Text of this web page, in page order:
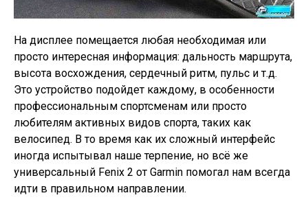
На дисплее помещается любая необходимая или
просто интересная информация: дальность маршрута,
высота восхождения, сердечный ритм, пульс и т.д.
Это устройство подойдет каждому, в особенности
профессиональным спортсменам или просто
любителям активных видов спорта, таких как
велосипед. В то время как их сложный интерфейс
иногда испытывал наше терпение, но всё же
универсальный Fenix 2 от Garmin помогал нам всегда
идти в правильном направлении.